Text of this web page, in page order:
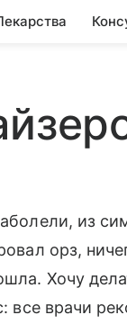
из
орз,
Хочу
все врачи